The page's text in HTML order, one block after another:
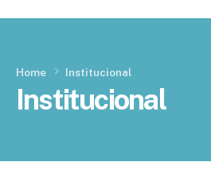
Home Institucional
Institucional